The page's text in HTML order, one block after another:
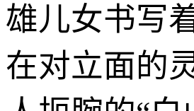
雄儿女书写
在对立面的